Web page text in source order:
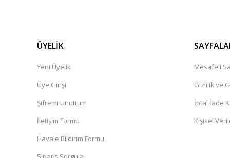
ÜYELİK
Yeni Üyelik
Üye Girişi
Şifremi Unuttum
İletişim Formu
Havale Bildirim Formu
Mesafeli
Gizlilik ve
İptal İade
Kişisel